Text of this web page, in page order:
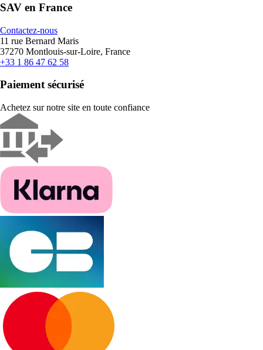
SAV en France
Contactez-nous
11 rue Bernard Maris
37270 Montlouis-sur-Loire, France
+33 1 86 47 62 58
Paiement sécurisé
Achetez sur notre site en toute confiance